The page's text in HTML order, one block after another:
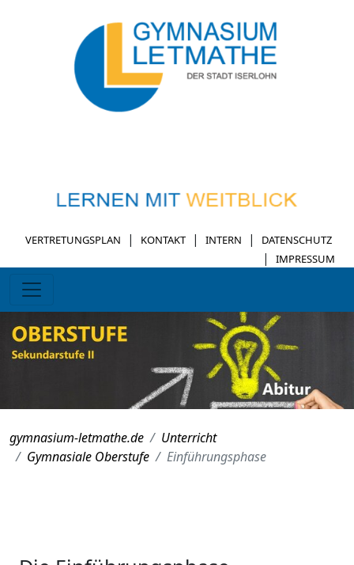
VERTRETUNGSPLAN | KONTAKT | INTERN | DATENSCHUTZ
| IMPRESSUM
gymnasium-letmathe.de
Unterricht
Gymnasiale Oberstufe
Einführungsphase